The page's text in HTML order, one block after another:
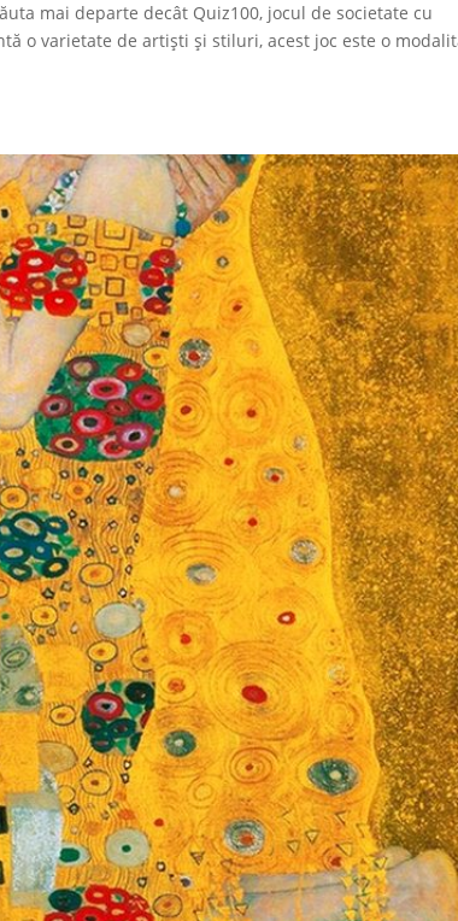
mai departe decât Quiz100, jocul de societate cu
o varietate de artiști și stiluri, acest joc este o